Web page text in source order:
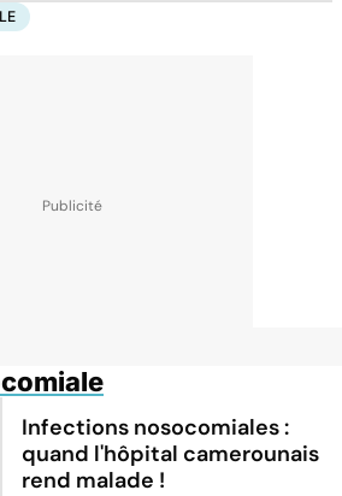
Infections nosocomiales :
quand l'hôpital camerounais
rend malade !